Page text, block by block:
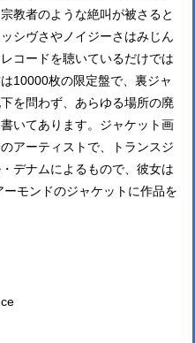
教者のような絶叫が被さると
シヴさやノイジーさはみじん
コードを聴いているだけでは
10000枚の限定盤で、裏ジャ
を問わず、あらゆる場所の廃
いてあります。ジャケット画
アーティストで、トランスジ
デナムによるもので、彼女は
モンドのジャケットに作品を